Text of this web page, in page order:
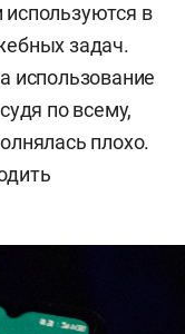
в
задач.
использование
по всему,
плохо.